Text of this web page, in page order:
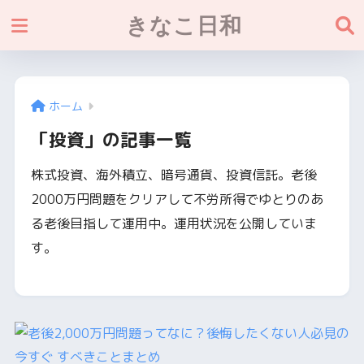
きなこ日和
ホーム
「投資」の記事一覧
株式投資、海外積立、暗号通貨、投資信託。老後
2000万円問題をクリアして不労所得でゆとりのあ
る老後目指して運用中。運用状況を公開していま
す。